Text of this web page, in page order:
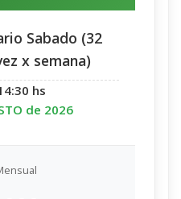
4490 - opción
hs
nuestra plataforma
(opciones de
Sabado (32
x semana)
hs
de 2026